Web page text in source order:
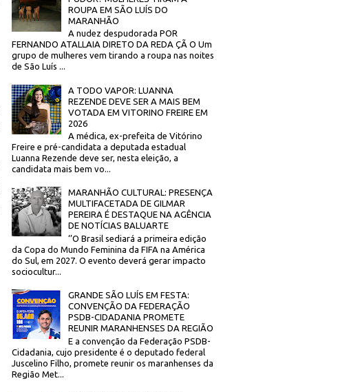
ROUPA EM SÃO LUÍS DO
MARANHÃO
A nudez despudorada POR
FERNANDO ATALLAIA DIRETO DA REDA ÇÃ O Um
grupo de mulheres vem tirando a roupa nas noites
de São Luís ...
A TODO VAPOR: LUANNA
REZENDE DEVE SER A MAIS BEM
VOTADA EM VITORINO FREIRE EM
2026
A médica, ex-prefeita de Vitórino
Freire e pré-candidata a deputada estadual
Luanna Rezende deve ser, nesta eleição, a
candidata mais bem vo...
MARANHÃO CULTURAL: PRESENÇA
MULTIFACETADA DE GILMAR
PEREIRA É DESTAQUE NA AGÊNCIA
DE NOTÍCIAS BALUARTE
‘’O Brasil sediará a primeira edição
da Copa do Mundo Feminina da FIFA na América
do Sul, em 2027. O evento deverá gerar impacto
sociocultur...
GRANDE SÃO LUÍS EM FESTA:
CONVENÇÃO DA FEDERAÇÃO
PSDB-CIDADANIA PROMETE
REUNIR MARANHENSES DA REGIÃO
E a convenção da Federação PSDB-
Cidadania, cujo presidente é o deputado federal
Juscelino Filho, promete reunir os maranhenses da
Região Met...